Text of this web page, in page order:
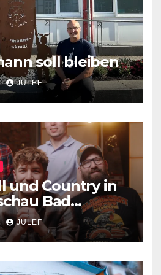
soll bleiben
JULEF
und Country in
Bad
JULEF